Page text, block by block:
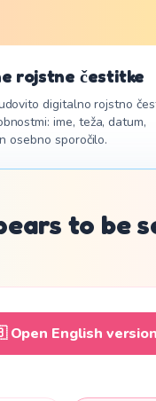
to be
Open English version
rojstne čestitke
digitalno rojstno
ime, teža, datum,
osebno sporočilo.